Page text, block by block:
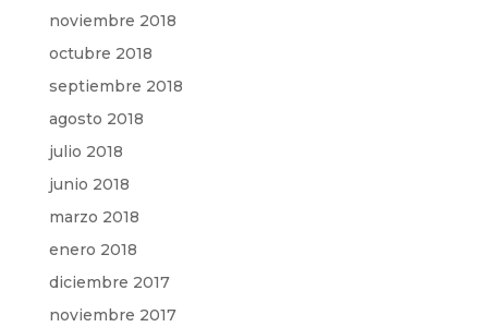
noviembre 2018
octubre 2018
septiembre 2018
agosto 2018
julio 2018
junio 2018
marzo 2018
enero 2018
diciembre 2017
noviembre 2017